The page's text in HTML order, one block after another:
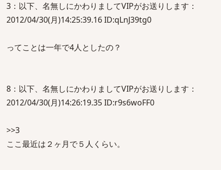
3：以下、名無しにかわりましてVIPがお送りします：
2012/04/30(月)14:25:39.16 ID:qLnJ39tg0
ってことは一年で4人としたの？
8：以下、名無しにかわりましてVIPがお送りします：
2012/04/30(月)14:26:19.35 ID:r9s6woFF0
>>3
ここ最近は２ヶ月で５人くらい。